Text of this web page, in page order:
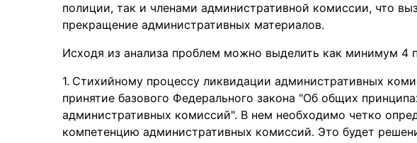
полиции, так и членами административной комиссии, что
прекращение административных материалов.
Исходя из анализа проблем можно выделить как минимум 4
Стихийному процессу ликвидации административных
принятие базового Федерального закона "Об общих
административных комиссий". В нем необходимо четко
компетенцию административных комиссий. Это будет